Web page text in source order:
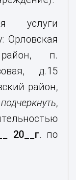
услуги
Орловская
п.
д.15
район,
,
20__г. по